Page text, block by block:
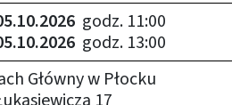
godz. 11:00
godz. 13:00
Główny w Płocku